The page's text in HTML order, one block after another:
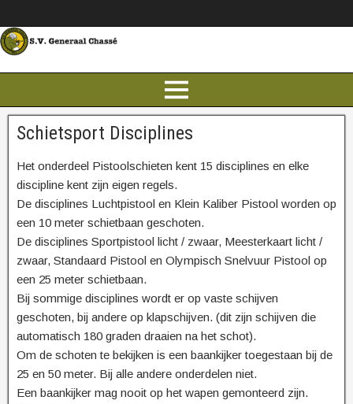
Schietsport Disciplines
Het onderdeel Pistoolschieten kent 15 disciplines en elke
discipline kent zijn eigen regels.
De disciplines Luchtpistool en Klein Kaliber Pistool worden op
een 10 meter schietbaan geschoten.
De disciplines Sportpistool licht / zwaar, Meesterkaart licht /
zwaar, Standaard Pistool en Olympisch Snelvuur Pistool op
een 25 meter schietbaan.
Bij sommige disciplines wordt er op vaste schijven
geschoten, bij andere op klapschijven. (dit zijn schijven die
automatisch 180 graden draaien na het schot).
Om de schoten te bekijken is een baankijker toegestaan bij de
25 en 50 meter. Bij alle andere onderdelen niet.
Een baankijker mag nooit op het wapen gemonteerd zijn.